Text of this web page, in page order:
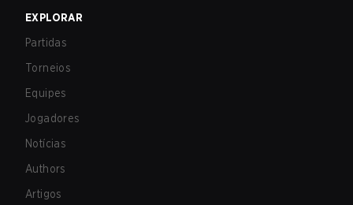
EXPLORAR
Partidas
Torneios
Equipes
Jogadores
Notícias
Authors
Artigos